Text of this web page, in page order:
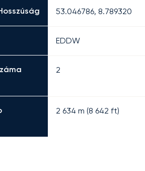
53.046786, 8.789320
EDDW
2
2 634 m (8 642 ft)